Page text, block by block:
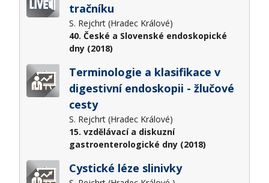
tračníku
S. Rejchrt (Hradec Králové)
40. České a Slovenské endoskopické
dny (2018)
Terminologie a klasifikace v
digestivní endoskopii - žlučové
cesty
S. Rejchrt (Hradec Králové)
15. vzdělávací a diskuzní
gastroenterologické dny (2018)
Cystické léze slinivky